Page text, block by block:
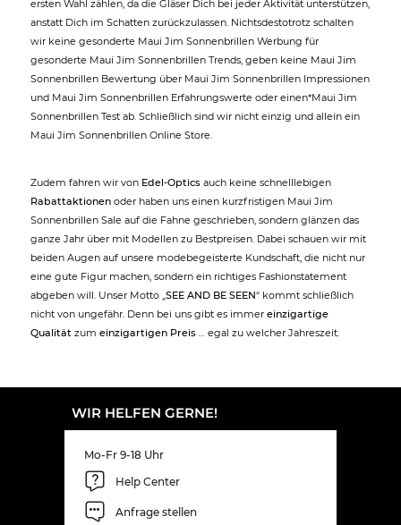
ersten Wahl zählen, da die Gläser Dich bei jeder Aktivität unterstützen,
anstatt Dich im Schatten zurückzulassen. Nichtsdestotrotz schalten
wir keine gesonderte Maui Jim Sonnenbrillen Werbung für
gesonderte Maui Jim Sonnenbrillen Trends, geben keine Maui Jim
Sonnenbrillen Bewertung über Maui Jim Sonnenbrillen Impressionen
und Maui Jim Sonnenbrillen Erfahrungswerte oder einen*Maui Jim
Sonnenbrillen Test ab. Schließlich sind wir nicht einzig und allein ein
Maui Jim Sonnenbrillen Online Store.
Zudem fahren wir von Edel-Optics auch keine schnelllebigen
Rabattaktionen oder haben uns einen kurzfristigen Maui Jim
Sonnenbrillen Sale auf die Fahne geschrieben, sondern glänzen das
ganze Jahr über mit Modellen zu Bestpreisen. Dabei schauen wir mit
beiden Augen auf unsere modebegeisterte Kundschaft, die nicht nur
eine gute Figur machen, sondern ein richtiges Fashionstatement
abgeben will. Unser Motto „SEE AND BE SEEN“ kommt schließlich
nicht von ungefähr. Denn bei uns gibt es immer einzigartige
Qualität zum einzigartigen Preis … egal zu welcher Jahreszeit.
WIR HELFEN GERNE!
Mo-Fr 9-18 Uhr
Help Center
Anfrage stellen